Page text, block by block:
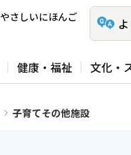
やさしいにほんご
健康・福祉 文化・
子育てその他施設